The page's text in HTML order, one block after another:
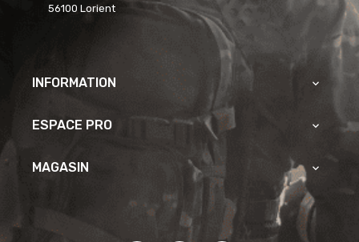
56100 Lorient
INFORMATION 
ESPACE PRO 
MAGASIN 